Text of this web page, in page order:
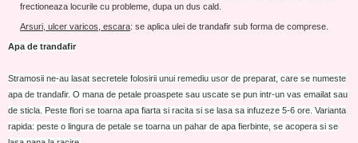
frectioneaza locurile cu probleme, dupa un dus cald.
Arsuri, ulcer varicos, escara: se aplica ulei de trandafir sub forma de comprese.
Apa de trandafir
Stramosii ne-au lasat secretele folosirii unui remediu usor de preparat, care se numeste
apa de trandafir. O mana de petale proaspete sau uscate se pun intr-un vas emailat sau
de sticla. Peste flori se toarna apa fiarta si racita si se lasa sa infuzeze 5-6 ore. Varianta
rapida: peste o lingura de petale se toarna un pahar de apa fierbinte, se acopera si se